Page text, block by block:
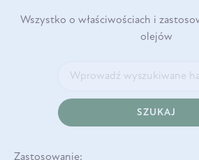
Wszystko o właściwościach i
olejów
SZUKAJ
Zastosowanie: